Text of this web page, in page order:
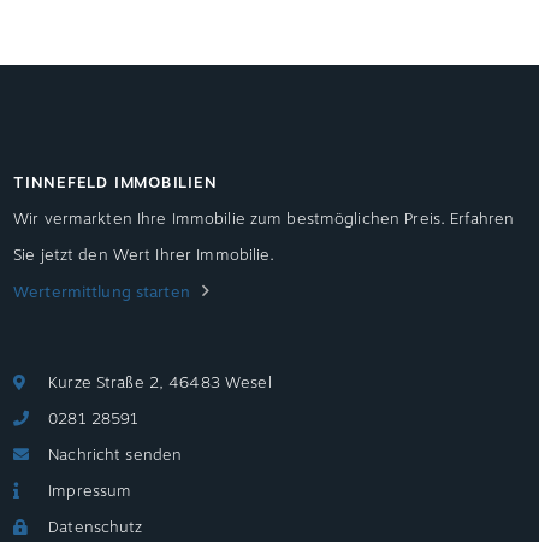
TINNEFELD IMMOBILIEN
Wir vermarkten Ihre Immobilie zum bestmöglichen Preis. Erfahren
Sie jetzt den Wert Ihrer Immobilie.
Wertermittlung starten
Kurze Straße 2, 46483 Wesel
0281 28591
Nachricht senden
Impressum
Datenschutz